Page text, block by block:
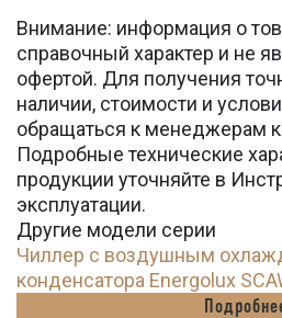
Внимание: информация о
справочный характер и не
офертой. Для получения
наличии, стоимости и
обращаться к менеджерам
Подробные технические
продукции уточняйте в
эксплуатации.
Другие модели серии
Чиллер с воздушным
конденсатора Energolux